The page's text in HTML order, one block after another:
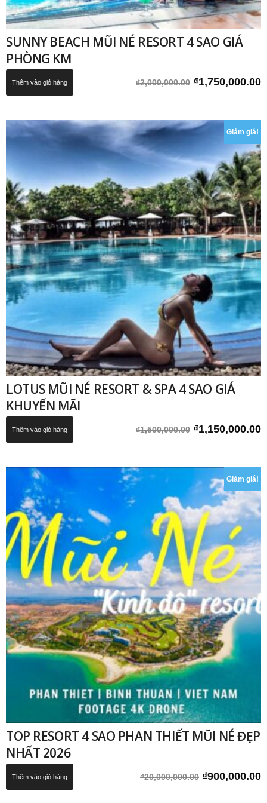
SUNNY BEACH MŨI NÉ RESORT 4 SAO GIÁ
PHÒNG KM
₫2,000,000.00 Giá
₫2,000,000.00.
₫1,750,000.00
Thêm vào giỏ hàng
Giảm giá!
LOTUS MŨI NÉ RESORT & SPA 4 SAO GIÁ
KHUYẾN MÃI
₫1,500,000.00 Giá
₫1,500,000.00.
₫1,150,000.00
Thêm vào giỏ hàng
Giảm giá!
TOP RESORT 4 SAO PHAN THIẾT MŨI NÉ ĐẸP
NHẤT 2026
₫20,000,000.00 Giá
₫900,000.00
Thêm vào giỏ hàng